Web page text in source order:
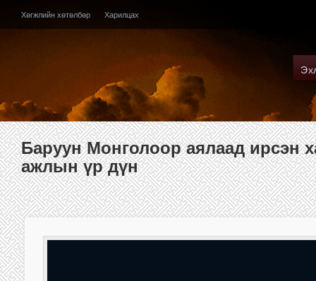
Хөгжлийн хөтөлбөр Харилцах
Баруун Монголоор аялаад ирсэн
ажлын үр дүн